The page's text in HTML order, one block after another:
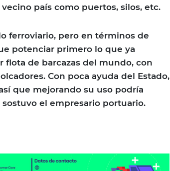
país como puertos, silos, etc.
ferroviario, pero en términos de
potenciar primero lo que ya
flota de barcazas del mundo, con
Con poca ayuda del Estado,
que mejorando su uso podría
el empresario portuario.